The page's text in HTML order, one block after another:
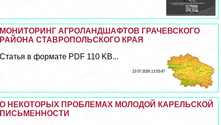
МОНИТОРИНГ АГРОЛАНДШАФТОВ ГРАЧЕВСКОГО
РАЙОНА СТАВРОПОЛЬСКОГО КРАЯ
Статья в формате PDF 110 KB...
23 07 2026 13:55:47
О НЕКОТОРЫХ ПРОБЛЕМАХ МОЛОДОЙ КАРЕЛЬСКОЙ
ПИСЬМЕННОСТИ